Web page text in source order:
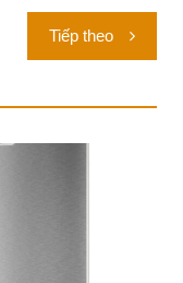
Tiếp theo